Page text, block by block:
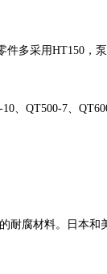
件多采用HT150 ，
10 QT500-7
耐腐材料。日本和